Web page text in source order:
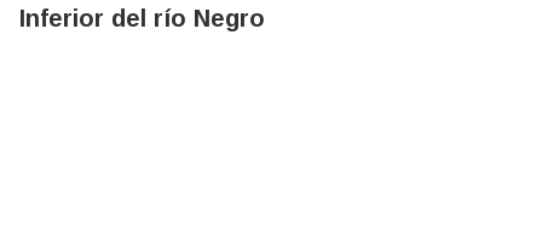
Inferior del río Negro